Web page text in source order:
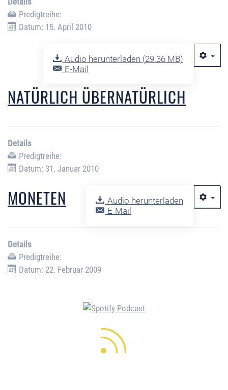
Predigtreihe:
Datum: 15. April 2010
Audio herunterladen (29.36 MB)
E-Mail
NATÜRLICH ÜBERNATÜRLICH
Details
Predigtreihe:
Datum: 31. Januar 2010
Audio herunterladen
E-Mail
MONETEN
Details
Predigtreihe:
Datum: 22. Februar 2009